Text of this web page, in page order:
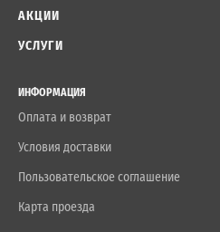
АКЦИИ
УСЛУГИ
ИНФОРМАЦИЯ
Оплата и возврат
Условия доставки
Пользовательское соглашение
Карта проезда